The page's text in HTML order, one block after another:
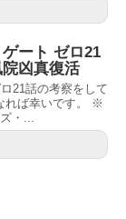
ゲート ゼロ21
凶真復活
21話の考察をして
れば幸いです。 ※
・...